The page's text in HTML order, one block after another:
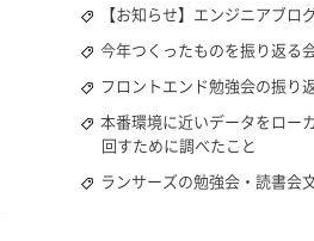
【お知らせ】エンジニアブロ
今年つくったものを振り返る
フロントエンド勉強会の振り
本番環境に近いデータをロー
回すために調べたこと
ランサーズの勉強会・読書会